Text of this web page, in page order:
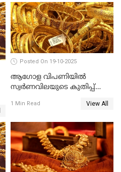
Posted On 19-10-2025
ആഗോള വിപണിയിൽ
സ്വർണവിലയുടെ കുതിപ്പ്
1 Min Read View All